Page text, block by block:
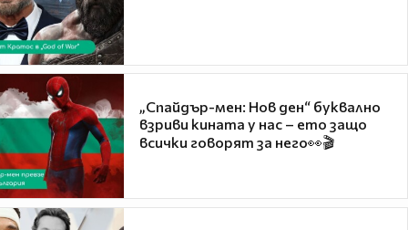
„Спайдър-мен: Нов ден“ буквално
взриви кината у нас – ето защо
всички говорят за него👀🎬